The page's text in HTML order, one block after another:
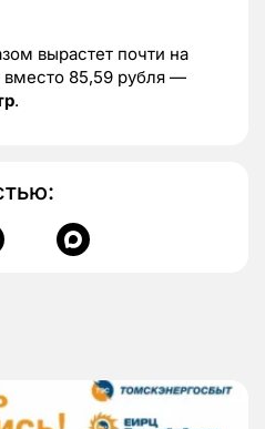
вырастет почти на
вместо 85,59 рубля —
.